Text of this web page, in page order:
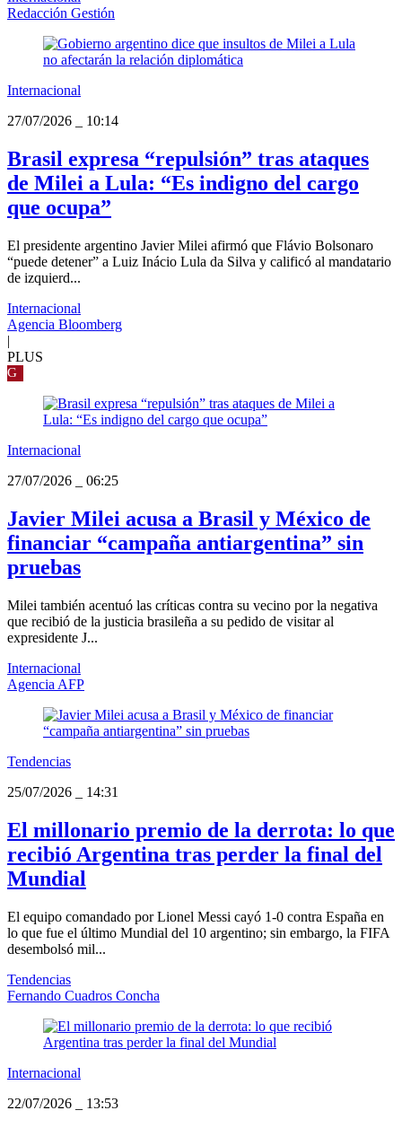
Redacción Gestión
Internacional
27/07/2026
10:14
Brasil expresa “repulsión” tras ataques
de Milei a Lula: “Es indigno del cargo
que ocupa”
El presidente argentino Javier Milei afirmó que Flávio Bolsonaro
“puede detener” a Luiz Inácio Lula da Silva y calificó al mandatario
de izquierd...
Internacional
Agencia Bloomberg
|
PLUS
G
Internacional
27/07/2026
06:25
Javier Milei acusa a Brasil y México de
financiar “campaña antiargentina” sin
pruebas
Milei también acentuó las críticas contra su vecino por la negativa
que recibió de la justicia brasileña a su pedido de visitar al
expresidente J...
Internacional
Agencia AFP
Tendencias
25/07/2026
14:31
El millonario premio de la derrota: lo que
recibió Argentina tras perder la final del
Mundial
El equipo comandado por Lionel Messi cayó 1-0 contra España en
lo que fue el último Mundial del 10 argentino; sin embargo, la FIFA
desembolsó mil...
Tendencias
Fernando Cuadros Concha
Internacional
22/07/2026
13:53